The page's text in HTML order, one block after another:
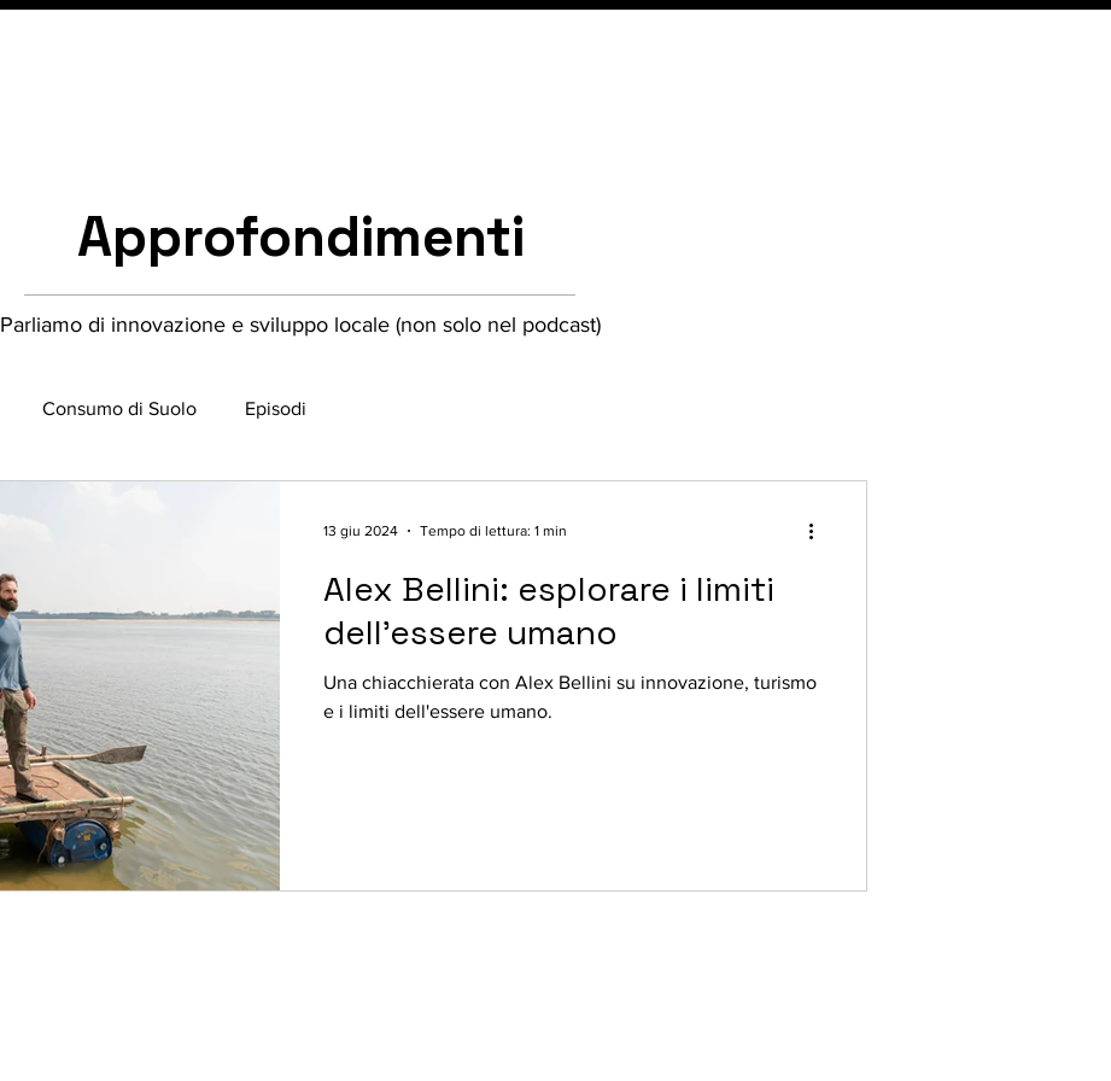
Approfondimenti
Parliamo di innovazione e sviluppo locale (non solo nel podcast)
Consumo di Suolo Episodi
Alex Bellini: esplorare i limiti
dell'essere umano
Una chiacchierata con Alex Bellini su innovazione, turismo
e i limiti dell'essere umano.
13 giu 2024 Tempo di lettura: 1 min